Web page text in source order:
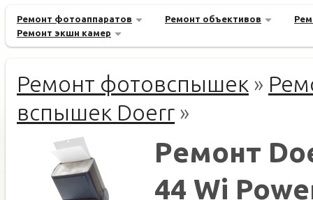
Ремонт фотоаппаратов Ремонт объективов
Ремонт экшн камер
Ремонт фотовспышек »
вспышек Doerr »
Ремонт
44 Wi